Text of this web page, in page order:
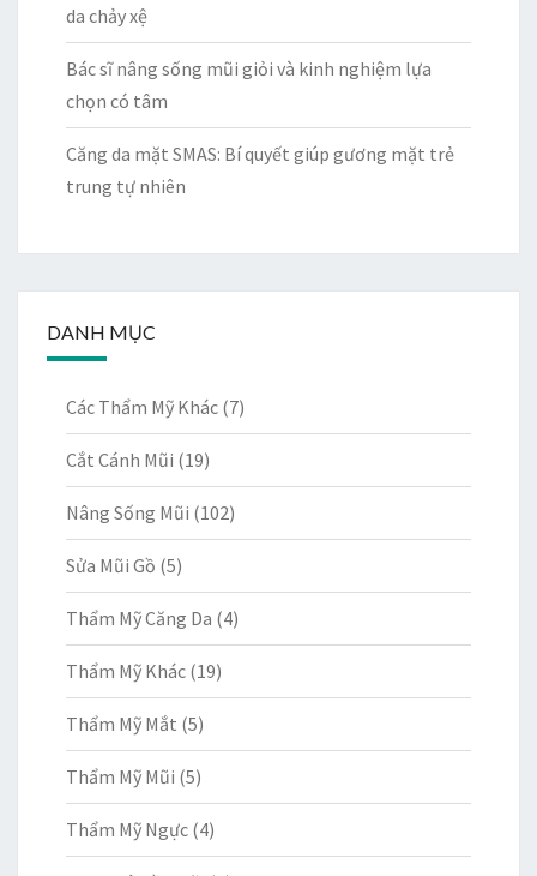
da chảy xệ
Bác sĩ nâng sống mũi giỏi và kinh nghiệm lựa
chọn có tâm
Căng da mặt SMAS: Bí quyết giúp gương mặt trẻ
trung tự nhiên
DANH MỤC
Các Thẩm Mỹ Khác (7)
Cắt Cánh Mũi (19)
Nâng Sống Mũi (102)
Sửa Mũi Gồ (5)
Thẩm Mỹ Căng Da (4)
Thẩm Mỹ Khác (19)
Thẩm Mỹ Mắt (5)
Thẩm Mỹ Mũi (5)
Thẩm Mỹ Ngực (4)